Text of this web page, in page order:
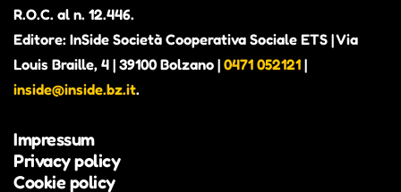
R.O.C. al n. 12.446.
Editore: InSide Società Cooperativa Sociale ETS | Via
Louis Braille, 4 | 39100 Bolzano | 0471 052121 |
inside@inside.bz.it.
Impressum
Privacy policy
Cookie policy